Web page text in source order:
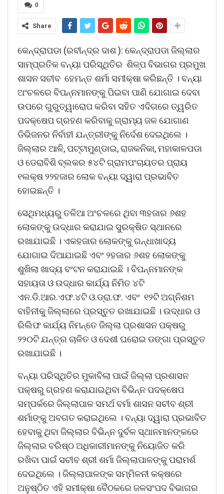
0
Share
କେନ୍ଦ୍ରାପଡା (ରବୀନ୍ଦ୍ର ଦାଶ ): କେନ୍ଦ୍ରାପଡା ଜିଲ୍ଲାର
ସାମ୍ପ୍ରତିକ ବନ୍ୟା ପରିସ୍ଥିତିର ଶିଳ୍ପ ବିଭାଗର ପ୍ରମୁଖ
ଶାସନ ସଚୀବ ହେମନ୍ତ ଶର୍ମା ସମୀକ୍ଷା କରିଛନ୍ତି । ବନ୍ୟା
ଅଂଚଳରେ ବିପନ୍ନମାନଙ୍କୁ ପିଇବା ପାଣି ଯୋଗାଇ ଦେବା
ଉପରେ ଗୁରୁତ୍ୱାରୋପ କରିବା ସହିତ ଏଦିଗରେ ତ୍ୱରିତ
ପଦକ୍ଷେପ ଗ୍ରହଣ କରିବାକୁ ଗ୍ରାମ୍ୟ ଜଳ ଯୋଗାଣ
ଡିଭିଜନର ନିର୍ବାହୀ ଯନ୍ତ୍ରୀଙ୍କୁ ନିର୍ଦେଶ ଦେଇଥିଲେ ।
ଜିଲ୍ଲାର ଆଳି, ପଟ୍ଟାମୁଣ୍ଡାଇ, ରାଜକନିକା, ମହାକାଳପଡା
ଓ ଡେରାବିଶି ବ୍ଲକର ୫୪ଟି ଗ୍ରାମପଂଚାୟତର ପ୍ରାୟ
୧ଲକ୍ଷ ୨୨ହଜାର ଲୋକ ବନ୍ୟା ଦ୍ୱାରା ପ୍ରଭାବିତ
ହୋଇଛନ୍ତି ।
ସେଥିମଧ୍ୟରୁ ତଳିଆ ଅଂଚଳରେ ଥିବା ୩ହଜାର ୬ଶହ
ଲୋକଙ୍କୁ ଉଦ୍ଧାର କରାଯାଇ ସୁରକ୍ଷିତ ସ୍ଥାନରେ
ରଖାଯାଇଛି । ଏକହଜାର ଲୋକଙ୍କୁ ରନ୍ଧାଖାଦ୍ୟ
ଯୋଗାଇ ଦିଆଯାଇଛି ଏବଂ ୨ହଜାର ୬ଶହ ଲୋକଙ୍କୁ
ଶୁଖିଲା ଖାଦ୍ୟ ବଂଟନ କରାଯାଇଛି । ବିପନ୍ନମାନଙ୍କ
ସହାୟତା ଓ ଉଦ୍ଧାର କାର୍ଯ୍ୟ ନିମିତ ୪ଟି
ଏନ.ଡି.ଆର.ଏଫ.୪ଟି ଓ.ଡ୍ରା.ଫ. ଏବଂ ୧୨ଟି ଅଗ୍ନିଶମ
ବାହିନୀକୁ ଜିଲ୍ଲାରେ ପ୍ରସ୍ତୁତ ରଖାଯାଇଛି । ଉଦ୍ଧାର ଓ
ରିଲିଫ କାର୍ଯ୍ୟ ନିମନ୍ତେ ଜିଲ୍ଲା ପ୍ରଶାସନ ପକ୍ଷରୁ
୨୨୦ଟି ଯନ୍ତ୍ର ଚାଳିତ ଓ ଦେଶୀ ଘରୋଇ ଡଙ୍ଗା ପ୍ରସ୍ତୁତ
ରଖାଯାଇଛି ।
ବନ୍ୟା ପରିସ୍ଥିତିର ମୁକାବିଲା ପାଇଁ ଜିଲ୍ଲା ପ୍ରଶାସନ
ପକ୍ଷରୁ ଗ୍ରହଣ କରାଯାଇଥିବା ବିଭିନ୍ନ ପଦକ୍ଷେପ
ସମ୍ପର୍କରେ ଜିଲ୍ଲାପାଳ ସମର୍ଥ ବର୍ମା ଶାସନ ସଚୀବ ଶ୍ରୀ
ଶର୍ମାଙ୍କୁ ଅବଗତ କରାଇଥିଲେ । ବନ୍ୟା ଦ୍ୱାରା ପ୍ରଭାବିତ
ହେବାକୁ ଥିବା ଜିଲ୍ଲାର ବିଭିନ୍ନ ଦୁର୍ବଳ ସ୍ଥାନମାନଙ୍କରେ
ଜିଲ୍ଲାର ବରିଷ୍ଠ ଅଧିକାରୀମାନଙ୍କୁ ନିୟୋଜିତ କରି
ରଖିବା ପାଇଁ ସଚୀବ ଶ୍ରୀ ଶର୍ମା ଜିଲ୍ଲାପାଳଙ୍କୁ ପରାମର୍ଶ
ଦେଇଥିଲେ । ଜିଲ୍ଲାପାଳଙ୍କ ସମ୍ମିଳନୀ କକ୍ଷରେ
ଅନୁଷ୍ଠିତ ଏହି ସମୀକ୍ଷା ବୈଠକରେ ଜଳସଂପଦ ବିଭାଗର